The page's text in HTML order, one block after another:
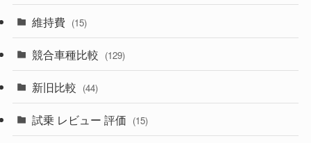
(357)
(328)
(194)
(230)
(253)
(85)
(84)
(14)
(222)
(3)
(3)
(5)
(5)
(7)
維持費 (15)
競合車種比較 (129)
新旧比較 (44)
試乗 レビュー 評価 (15)